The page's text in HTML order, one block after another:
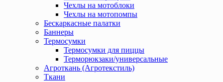
Чехлы на мотоблоки
Чехлы на мотопомпы
Бескаркасные палатки
Баннеры
Термосумки
Термосумки для пиццы
Терморюкзаки/универсальные
Агроткань (Агротекстиль)
Ткани